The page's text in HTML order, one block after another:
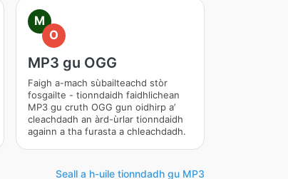
M
O
MP3 gu OGG
Faigh a-mach sùbailteachd stòr
fosgailte - tionndaidh faidhlichean
MP3 gu cruth OGG gun oidhirp a’
cleachdadh an àrd-ùrlar tionndaidh
againn a tha furasta a chleachdadh.
Seall a h-uile tionndadh gu MP3